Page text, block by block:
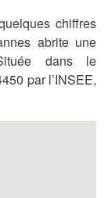
chiffres
abrite une
dans le
par l’INSEE,